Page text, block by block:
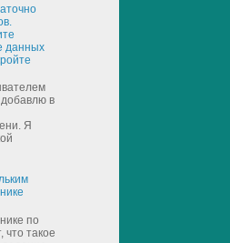
данных
в
Я
по
такое